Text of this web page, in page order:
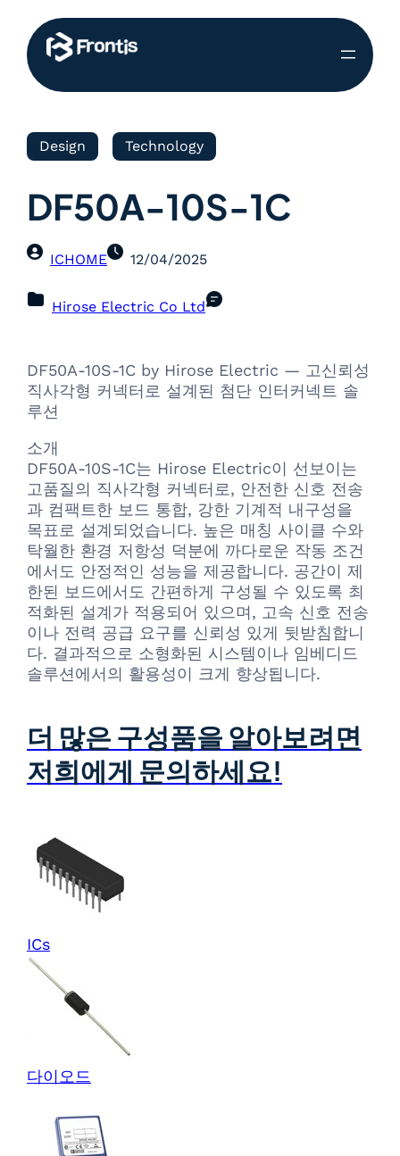
Design Technology
DF50A-10S-1C
ICHOME 12/04/2025
Hirose Electric Co Ltd
DF50A-10S-1C by Hirose Electric — 고신뢰성
직사각형 커넥터로 설계된 첨단 인터커넥트 솔
루션
소개
DF50A-10S-1C는 Hirose Electric이 선보이는
고품질의 직사각형 커넥터로, 안전한 신호 전송
과 컴팩트한 보드 통합, 강한 기계적 내구성을
목표로 설계되었습니다. 높은 매칭 사이클 수와
탁월한 환경 저항성 덕분에 까다로운 작동 조건
에서도 안정적인 성능을 제공합니다. 공간이 제
한된 보드에서도 간편하게 구성될 수 있도록 최
적화된 설계가 적용되어 있으며, 고속 신호 전송
이나 전력 공급 요구를 신뢰성 있게 뒷받침합니
다. 결과적으로 소형화된 시스템이나 임베디드
솔루션에서의 활용성이 크게 향상됩니다.
더 많은 구성품을 알아보려면
저희에게 문의하세요!
ICs
다이오드